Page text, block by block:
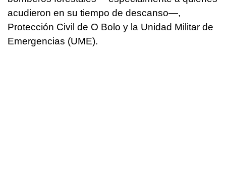
acudieron en su tiempo de descanso—,
Protección Civil de O Bolo y la Unidad Militar de
Emergencias (UME).